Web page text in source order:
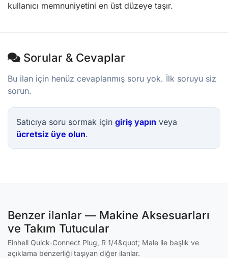
kullanıcı memnuniyetini en üst düzeye taşır.
Sorular & Cevaplar
Bu ilan için henüz cevaplanmış soru yok. İlk soruyu siz
sorun.
Satıcıya soru sormak için giriş yapın veya
ücretsiz üye olun.
Benzer ilanlar — Makine Aksesuarları
ve Takım Tutucular
Einhell Quick-Connect Plug, R 1/4&quot; Male ile başlık ve
açıklama benzerliği taşıyan diğer ilanlar.